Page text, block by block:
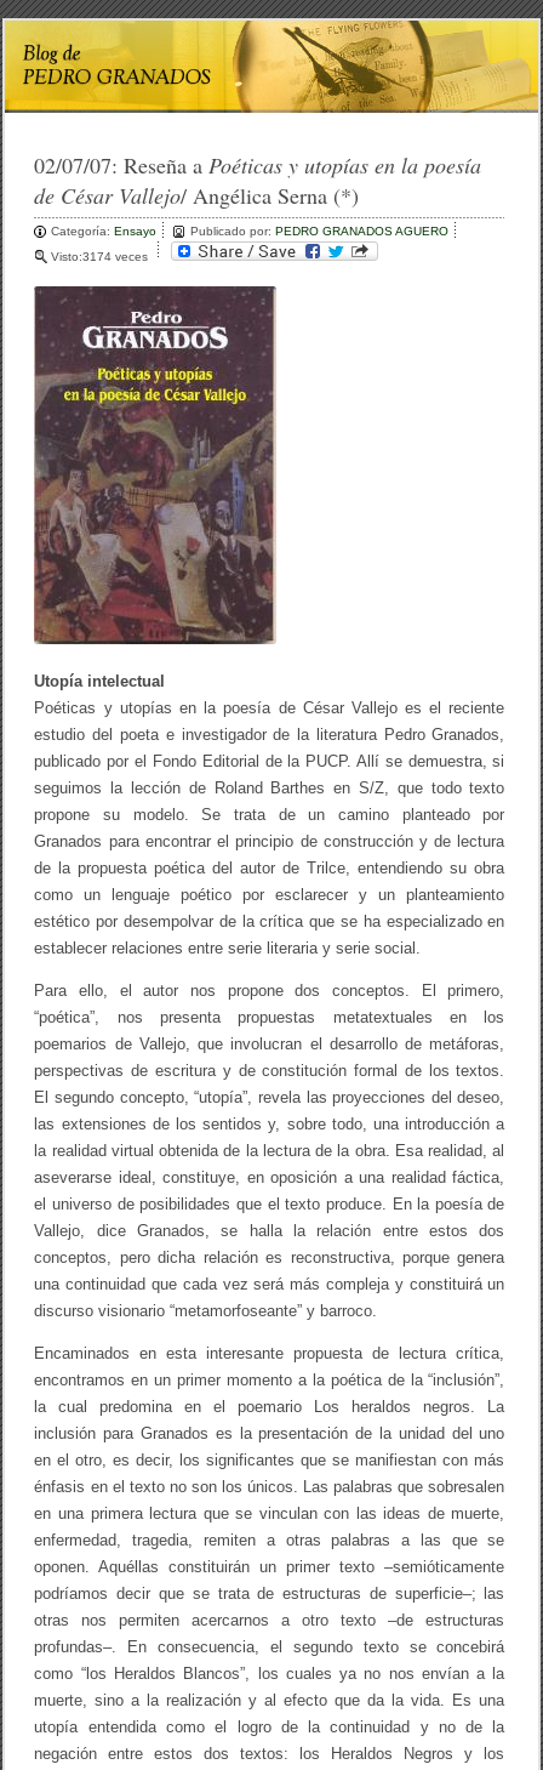
02/07/07:Reseña aPoéticas y utopías en la poesía
de César Vallejo/ Angélica Serna (*)
Categoría:Ensayo Publicado por:PEDRO GRANADOS AGUERO
Visto:3174 veces
Utopía intelectual
Poéticas y utopías en la poesía de César Vallejo es el reciente
estudio del poeta e investigador de la literatura Pedro Granados,
publicado por el Fondo Editorial de la PUCP. Allí se demuestra, si
seguimos la lección de Roland Barthes en S/Z, que todo texto
propone su modelo. Se trata de un camino planteado por
Granados para encontrar el principio de construcción y de lectura
de la propuesta poética del autor de Trilce, entendiendo su obra
como un lenguaje poético por esclarecer y un planteamiento
estético por desempolvar de la crítica que se ha especializado en
establecer relaciones entre serie literaria y serie social.
Para ello, el autor nos propone dos conceptos. El primero,
“poética”, nos presenta propuestas metatextuales en los
poemarios de Vallejo, que involucran el desarrollo de metáforas,
perspectivas de escritura y de constitución formal de los textos.
El segundo concepto, “utopía”, revela las proyecciones del deseo,
las extensiones de los sentidos y, sobre todo, una introducción a
la realidad virtual obtenida de la lectura de la obra. Esa realidad, al
aseverarse ideal, constituye, en oposición a una realidad fáctica,
el universo de posibilidades que el texto produce. En la poesía de
Vallejo, dice Granados, se halla la relación entre estos dos
conceptos, pero dicha relación es reconstructiva, porque genera
una continuidad que cada vez será más compleja y constituirá un
discurso visionario “metamorfoseante” y barroco.
Encaminados en esta interesante propuesta de lectura crítica,
encontramos en un primer momento a la poética de la “inclusión”,
la cual predomina en el poemario Los heraldos negros. La
inclusión para Granados es la presentación de la unidad del uno
en el otro, es decir, los significantes que se manifiestan con más
énfasis en el texto no son los únicos. Las palabras que sobresalen
en una primera lectura que se vinculan con las ideas de muerte,
enfermedad, tragedia, remiten a otras palabras a las que se
oponen. Aquéllas constituirán un primer texto –semióticamente
podríamos decir que se trata de estructuras de superficie–; las
otras nos permiten acercarnos a otro texto –de estructuras
profundas–. En consecuencia, el segundo texto se concebirá
como “los Heraldos Blancos”, los cuales ya no nos envían a la
muerte, sino a la realización y al efecto que da la vida. Es una
utopía entendida como el logro de la continuidad y no de la
negación entre estos dos textos: los Heraldos Negros y los